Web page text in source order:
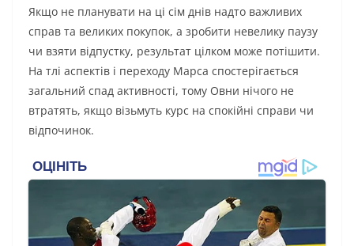
Якщо не планувати на ці сім днів надто важливих
справ та великих покупок, а зробити невелику паузу
чи взяти відпустку, результат цілком може потішити.
На тлі аспектів і переходу Марса спостерігається
загальний спад активності, тому Овни нічого не
втратять, якщо візьмуть курс на спокійні справи чи
відпочинок.